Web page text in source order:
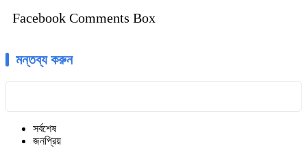
Facebook Comments Box
মন্তব্য করুন
সর্বশেষ
জনপ্রিয়